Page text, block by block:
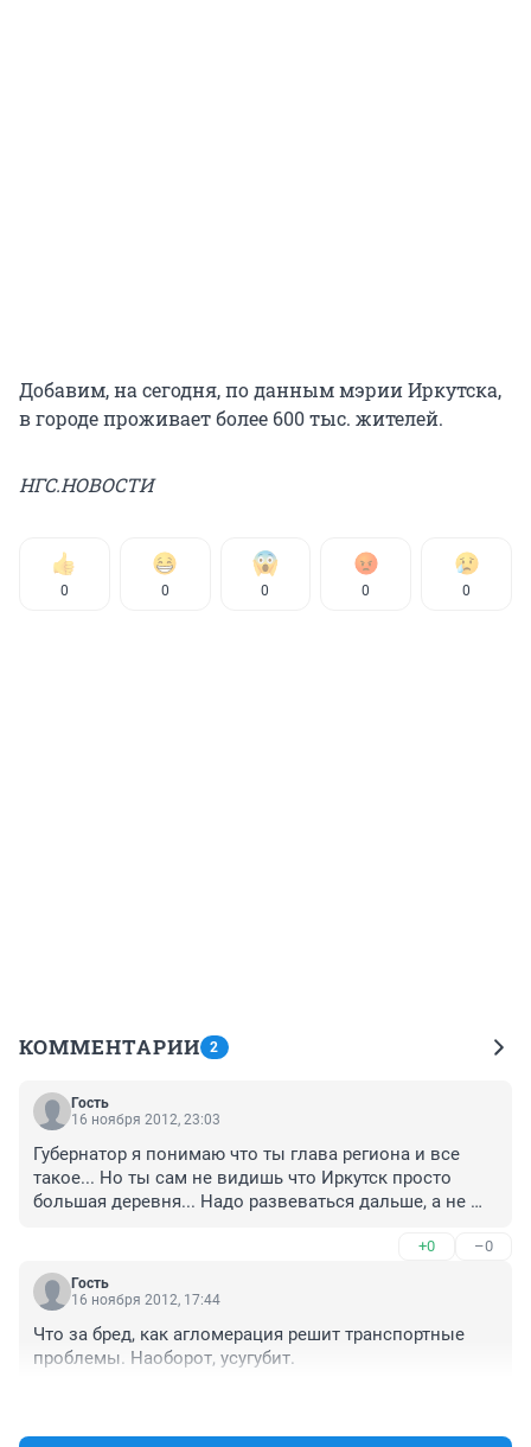
Добавим, на сегодня, по данным мэрии Иркутска,
в городе проживает более 600 тыс. жителей.
НГС.НОВОСТИ
0 0 0 0 0
КОММЕНТАРИИ 2
Гость
16 ноября 2012, 23:03
Губернатор я понимаю что ты глава региона и все
такое... Но ты сам не видишь что Иркутск просто
большая деревня... Надо развеваться дальше, а не
+0 –0
Гость
16 ноября 2012, 17:44
Что за бред, как агломерация решит транспортные
проблемы. Наоборот, усугубит.